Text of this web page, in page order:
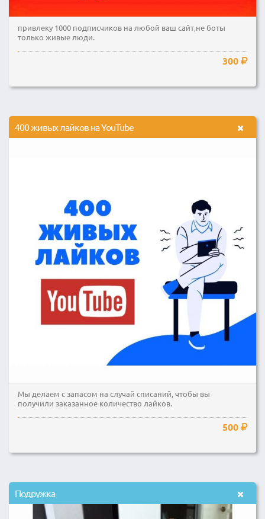
привлеку 1000 подписчиков на любой ваш сайт,не боты
только живые люди.
300
400 живых лайков на YouTube
Мы делаем с запасом на случай списаний, чтобы вы
получили заказанное количество лайков.
500
Подружка